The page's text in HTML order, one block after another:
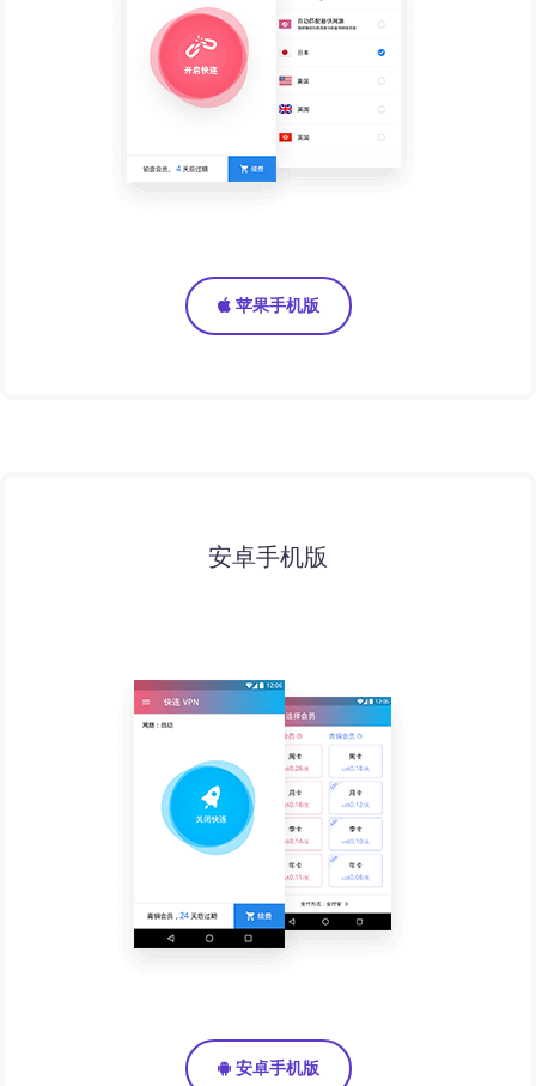
苹果手机版
安卓手机版
安卓手机版